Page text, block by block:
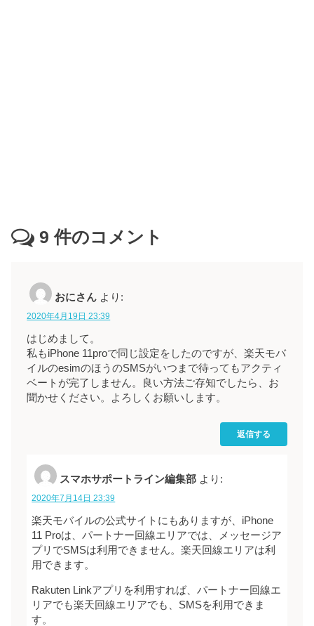
9 件のコメント
おにさん より:
2020年4月19日 23:39
はじめまして。
私もiPhone 11proで同じ設定をしたのですが、楽天モバ
イルのesimのほうのSMSがいつまで待ってもアクティ
ベートが完了しません。良い方法ご存知でしたら、お
聞かせください。よろしくお願いします。
返信する
スマホサポートライン編集部 より:
2020年7月14日 23:39
楽天モバイルの公式サイトにもありますが、iPhone
11 Proは、パートナー回線エリアでは、メッセージア
プリでSMSは利用できません。楽天回線エリアは利
用できます。
Rakuten Linkアプリを利用すれば、パートナー回線エ
リアでも楽天回線エリアでも、SMSを利用できま
す。